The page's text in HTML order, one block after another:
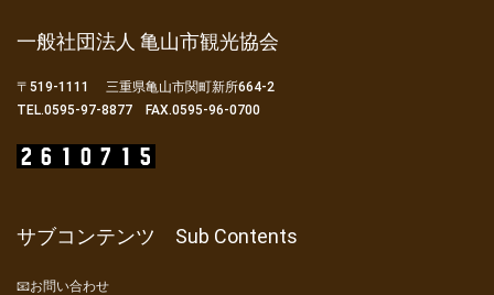
一般社団法人 亀山市観光協会
〒519-1111 三重県亀山市関町新所664-2
TEL.0595-97-8877 FAX.0595-96-0700
サブコンテンツ Sub Contents
📧お問い合わせ